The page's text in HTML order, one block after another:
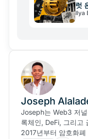
럿
Ilya
Joseph
Joseph는 Web3 저
록체인, DeFi, 그리고
2017년부터 암호화